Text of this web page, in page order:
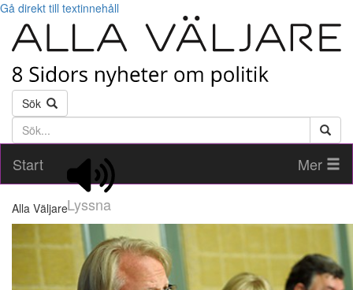
Gå direkt till textinnehåll
Sök
Söktext
Start
Lyssna
Mer
Alla Väljare